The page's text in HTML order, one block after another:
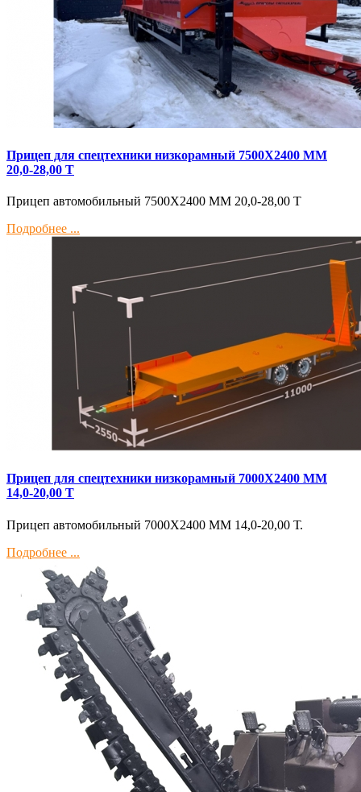
Прицеп для спецтехники низкорамный 7500Х2400 ММ
20,0-28,00 Т
Прицеп автомобильный 7500Х2400 ММ 20,0-28,00 Т
Подробнее ...
Прицеп для спецтехники низкорамный 7000Х2400 ММ
14,0-20,00 Т
Прицеп автомобильный 7000Х2400 ММ 14,0-20,00 Т.
Подробнее ...